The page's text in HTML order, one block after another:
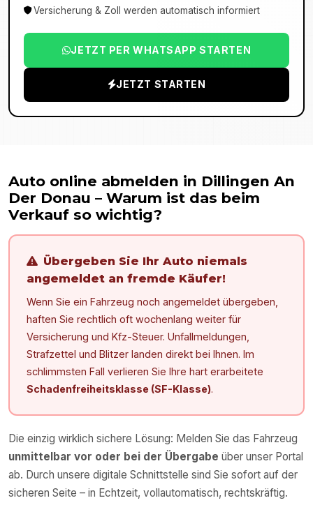
Versicherung & Zoll werden automatisch informiert
JETZT PER WHATSAPP STARTEN
JETZT STARTEN
Auto online abmelden in Dillingen An
Der Donau – Warum ist das beim
Verkauf so wichtig?
Übergeben Sie Ihr Auto niemals
angemeldet an fremde Käufer!
Wenn Sie ein Fahrzeug noch angemeldet übergeben,
haften Sie rechtlich oft wochenlang weiter für
Versicherung und Kfz-Steuer. Unfallmeldungen,
Strafzettel und Blitzer landen direkt bei Ihnen. Im
schlimmsten Fall verlieren Sie Ihre hart erarbeitete
Schadenfreiheitsklasse (SF-Klasse).
Die einzig wirklich sichere Lösung: Melden Sie das Fahrzeug
unmittelbar vor oder bei der Übergabe über unser Portal
ab. Durch unsere digitale Schnittstelle sind Sie sofort auf der
sicheren Seite – in Echtzeit, vollautomatisch, rechtskräftig.